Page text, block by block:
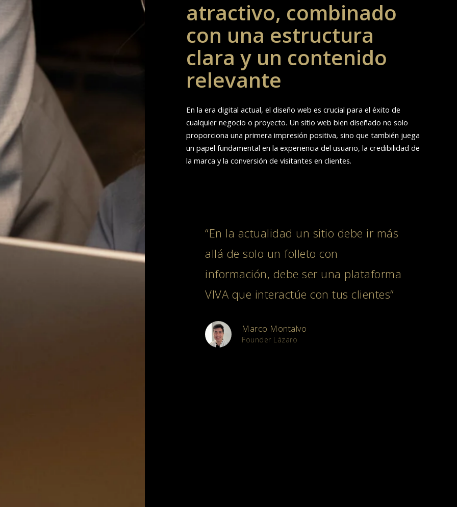
atractivo, combinado
con una estructura
clara y un contenido
relevante
En la era digital actual, el diseño web es crucial para el éxito de
cualquier negocio o proyecto. Un sitio web bien diseñado no solo
proporciona una primera impresión positiva, sino que también juega
un papel fundamental en la experiencia del usuario, la credibilidad de
la marca y la conversión de visitantes en clientes.
“En la actualidad un sitio debe ir más
allá de solo un folleto con
información, debe ser una plataforma
VIVA que interactúe con tus clientes”
Marco Montalvo
Founder Lázaro